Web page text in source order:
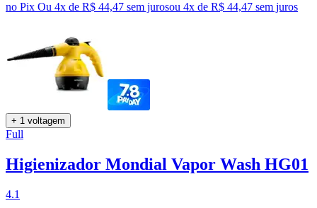
no Pix Ou 4x de R$ 44,47 sem jurosou 4x de R$ 44,47 sem juros
+ 1 voltagem
Full
Higienizador Mondial Vapor Wash HG01
4.1